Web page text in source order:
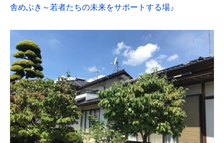
舎めぶき～若者たちの未来をサポートする場』